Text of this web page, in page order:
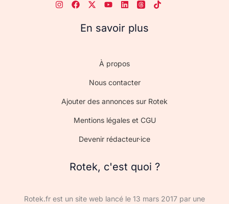
En savoir plus
À propos
Nous contacter
Ajouter des annonces sur Rotek
Mentions légales et CGU
Devenir rédacteur·ice
Rotek, c'est quoi ?
Rotek.fr est un site web lancé le 13 mars 2017 par une